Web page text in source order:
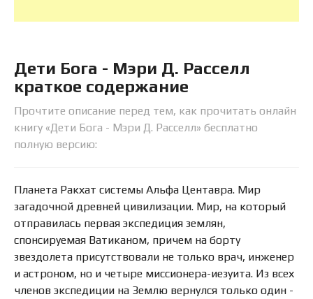
Дети Бога - Мэри Д. Расселл
краткое содержание
Прочтите описание перед тем, как прочитать онлайн
книгу «Дети Бога - Мэри Д. Расселл» бесплатно
полную версию:
Планета Ракхат системы Альфа Центавра. Мир
загадочной древней цивилизации. Мир, на который
отправилась первая экспедиция землян,
спонсируемая Ватиканом, причем на борту
звездолета присутствовали не только врач, инженер
и астроном, но и четыре миссионера-иезуита. Из всех
членов экспедиции на Землю вернулся только один -